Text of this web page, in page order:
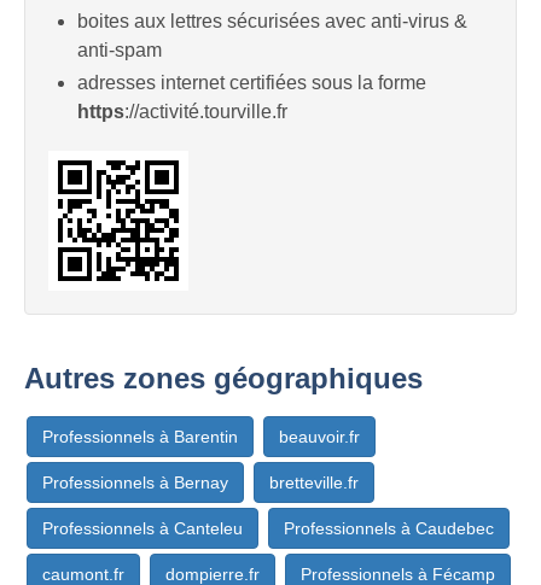
boites aux lettres sécurisées avec anti-virus &
anti-spam
adresses internet certifiées sous la forme
https://activité.tourville.fr
Autres zones géographiques
Professionnels à Barentin beauvoir.fr
Professionnels à Bernay bretteville.fr
Professionnels à Canteleu Professionnels à Caudebec
caumont.fr dompierre.fr Professionnels à Fécamp